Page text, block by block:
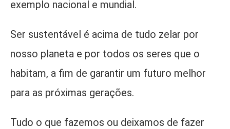
exemplo nacional e mundial.
Ser sustentável é acima de tudo zelar por
nosso planeta e por todos os seres que o
habitam, a fim de garantir um futuro melhor
para as próximas gerações.
Tudo o que fazemos ou deixamos de fazer